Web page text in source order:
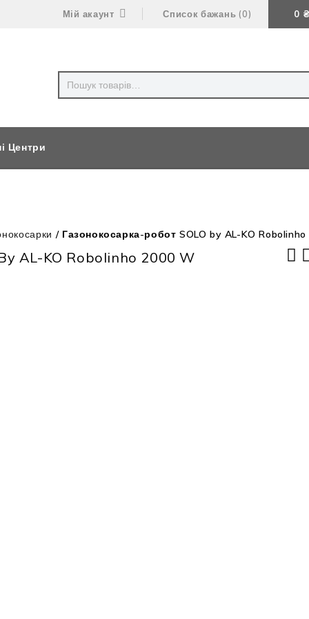
Мій акаунт Список бажань 0 0
Центри
/ Газонокосарка-робот SOLO by AL-KO
AL-KO Robolinho 2000 W